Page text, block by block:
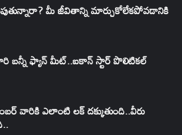
మీ జీవితాన్ని మార్చుకోలేకపోవడానికి
బన్నీ ఫ్యాన్ మీట్..ఐకాన్ స్టార్ పొలిటికల్
వారికి ఎలాంటి లక్ దక్కుతుంది..వీరు